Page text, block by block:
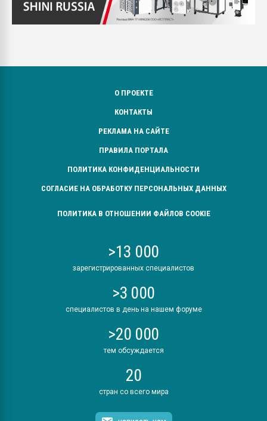
О ПРОЕКТЕ
КОНТАКТЫ
РЕКЛАМА НА САЙТЕ
ПРАВИЛА ПОРТАЛА
ПОЛИТИКА КОНФИДЕНЦИАЛЬНОСТИ
СОГЛАСИЕ НА ОБРАБОТКУ ПЕРСОНАЛЬНЫХ ДАННЫХ
ПОЛИТИКА В ОТНОШЕНИИ ФАЙЛОВ COOKIE
>13 000
зарегистрированных специалистов
>3 000
специалистов в день на нашем форуме
>20 000
тем обсуждается
20
стран со всего мира